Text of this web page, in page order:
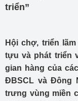
triển”
Hội chợ, triển
tựu và phát triển
gian hàng của
ĐBSCL và Đông
trưng vùng miền